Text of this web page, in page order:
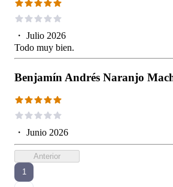
・ Julio 2026
Todo muy bien.
Benjamín Andrés Naranjo
・ Junio 2026
Anterior
1